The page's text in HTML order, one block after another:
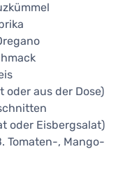
oder aus der Dose)
oder Eisbergsalat)
Tomaten-, Mango-